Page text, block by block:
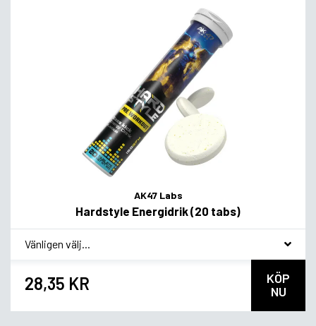
AK47 Labs
Hardstyle Energidrik (20 tabs)
* Smagsvariant
28,35 KR
KÖP
NU